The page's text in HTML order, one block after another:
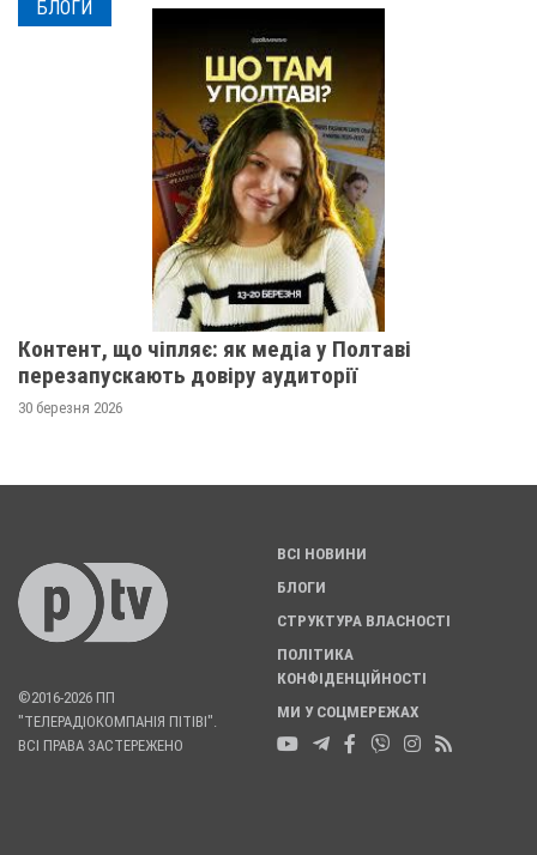
БЛОГИ
Контент, що чіпляє: як медіа у Полтаві
перезапускають довіру аудиторії
30 березня 2026
©2016-2026 ПП
"ТЕЛЕРАДІОКОМПАНІЯ ПІТІВІ".
ВСІ ПРАВА ЗАСТЕРЕЖЕНО
ВСІ НОВИНИ
БЛОГИ
СТРУКТУРА ВЛАСНОСТІ
ПОЛІТИКА
КОНФІДЕНЦІЙНОСТІ
МИ У СОЦМЕРЕЖАХ